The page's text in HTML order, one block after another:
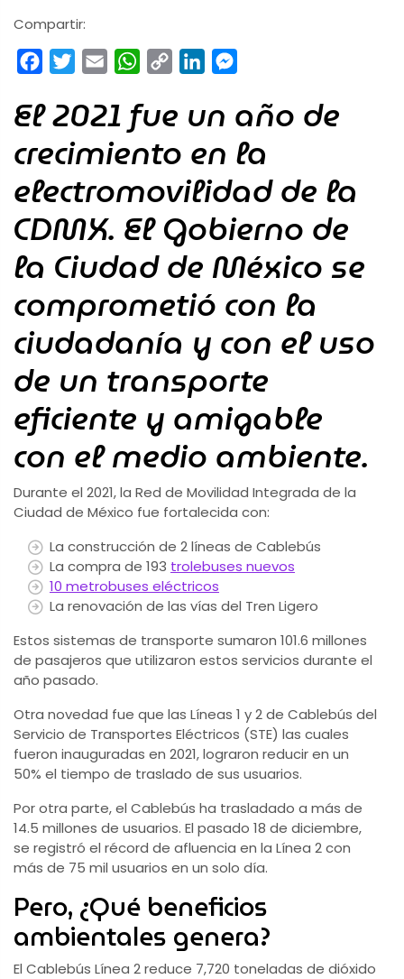
Compartir:
FacebookTwitterEmail WhatsApp
Copy
LinkedIn
El 2021 fue un año de
crecimiento en la
electromovilidad de la
CDMX. El Gobierno de
la Ciudad de México se
comprometió con la
ciudadanía y con el uso
de un transporte
eficiente y amigable
con el medio ambiente.
Durante el 2021, la Red de Movilidad Integrada de la
Ciudad de México fue fortalecida con:
La construcción de 2 líneas de Cablebús
La compra de 193 trolebuses nuevos
10 metrobuses eléctricos
La renovación de las vías del Tren Ligero
Estos sistemas de transporte sumaron 101.6 millones
de pasajeros que utilizaron estos servicios durante el
año pasado.
Otra novedad fue que las Líneas 1 y 2 de Cablebús del
Servicio de Transportes Eléctricos (STE) las cuales
fueron inauguradas en 2021, lograron reducir en un
50% el tiempo de traslado de sus usuarios.
Por otra parte, el Cablebús ha trasladado a más de
14.5 millones de usuarios. El pasado 18 de diciembre,
se registró el récord de afluencia en la Línea 2 con
más de 75 mil usuarios en un solo día.
Pero, ¿Qué beneficios
ambientales genera?
El Cablebús Línea 2 reduce 7,720 toneladas de dióxido